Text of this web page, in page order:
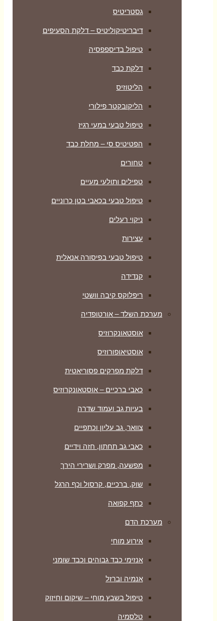
גסטריטיס
דיבריטיקוליטיס – דלקת הסעיפים
טיפול בדיספפסיה
דלקת כבד
הליטוזיס
הליקובקטר פילורי
טיפול טבעי במעי רגיז
הפטיטיס סי – מחלת כבד
טחורים
טפילים ותולעי מעיים
טיפול טבעי בכאבי בטן כרוניים
ניקוי רעלים
עצירות
טיפול טבעי בפיסורה אנאלית
קנדידה
ריפלוקס קיבה וושטי
מערכת השלד – אורטופדיה
אוסטאונקרוזיס
אוסטיאופורוזיס
דלקת מפרקים פסוריאטית
כאבי ברכיים – אוסטאונקרוזיס
בעיות גב ועמוד שדרה
צוואר, גב עליון וכתפיים
כאבי גב תחתון, חזה וידיים
מפשעה, מפרק ושרירי הירך
שוק, ברכיים, קרסול וכף הרגל
כתף קפואה
מערכת הדם
אירוע מוחי
אנזימי כבד גבוהים וכבד שומני
אנמיה וברזל
טיפול בשבץ מוחי – שיקום וחיזוק
טלסמיה